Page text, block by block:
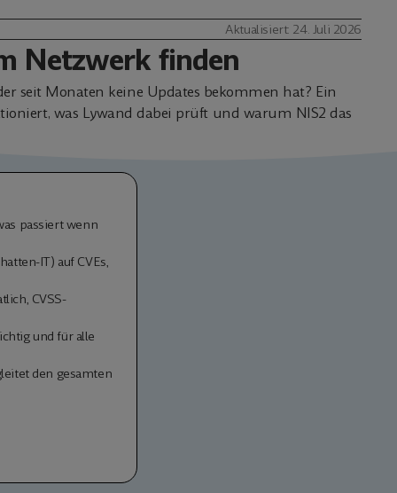
Aktualisiert: 24. Juli 2026
Netzwerk finden
seit Monaten keine Updates bekommen hat? Ein
was Lywand dabei prüft und warum NIS2 das
passiert wenn
IT) auf CVEs,
CVSS-
und für alle
den gesamten